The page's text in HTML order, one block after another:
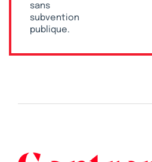
sans
subvention
publique.